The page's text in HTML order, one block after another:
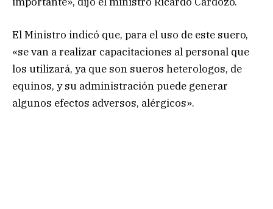
El Ministro indicó que, para el uso de este suero,
«se van a realizar capacitaciones al personal que
los utilizará, ya que son sueros heterologos, de
equinos, y su administración puede generar
algunos efectos adversos, alérgicos».